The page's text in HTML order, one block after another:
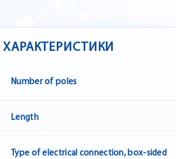
ХАРАКТЕРИСТИКИ
Number of poles
Length
Type of electrical connection, box-sided